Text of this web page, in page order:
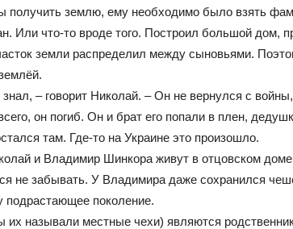
получить землю, ему необходимо было взять
Или что-то вроде того. Построил большой дом,
земли распределил между сыновьями.
знал, – говорит Николай. – Он не вернулся с
он погиб. Он и брат его попали в плен,
там. Где-то на Украине это произошло.
и Владимир Шинкора живут в отцовском
не забывать. У Владимира даже сохранился
подрастающее поколение.
их называли местные чехи) являются